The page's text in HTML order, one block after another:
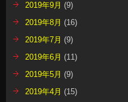
2019年9月 (9)
2019年8月 (16)
2019年7月 (9)
2019年6月 (11)
2019年5月 (9)
2019年4月 (15)